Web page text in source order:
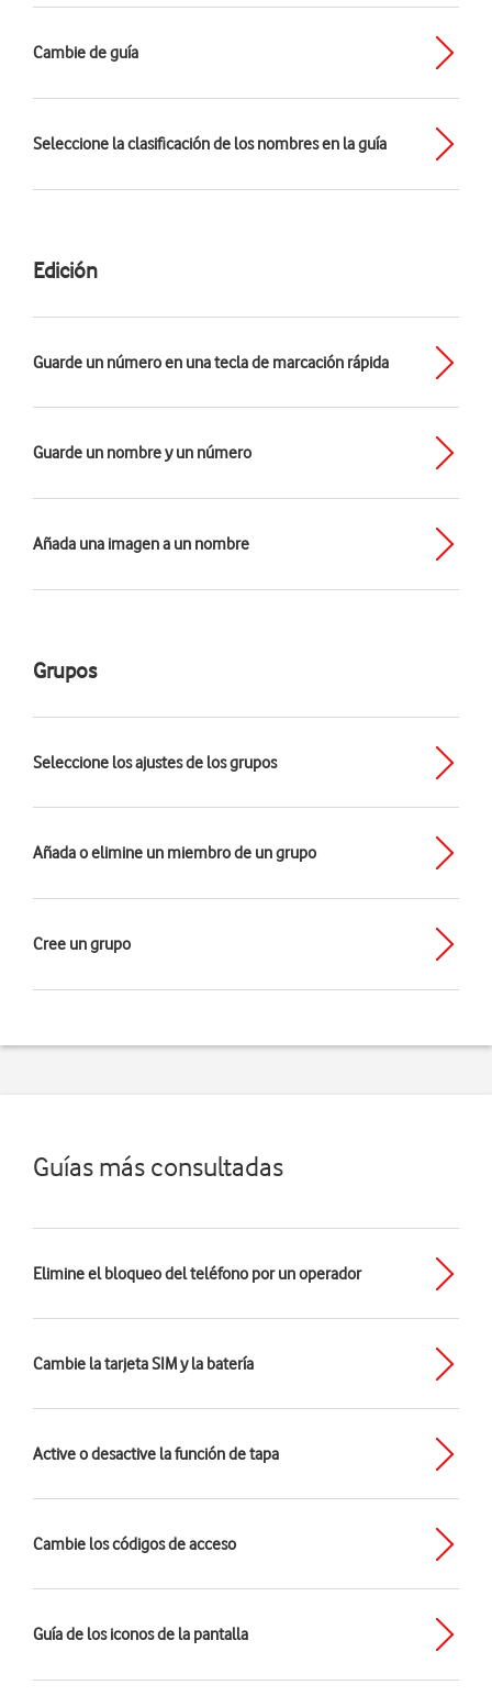
Cambie de guía
Seleccione la clasificación de los nombres en la guía
Edición
Guarde un número en una tecla de marcación rápida
Guarde un nombre y un número
Añada una imagen a un nombre
Grupos
Seleccione los ajustes de los grupos
Añada o elimine un miembro de un grupo
Cree un grupo
Guías más consultadas
Elimine el bloqueo del teléfono por un operador
Cambie la tarjeta SIM y la batería
Active o desactive la función de tapa
Cambie los códigos de acceso
Guía de los iconos de la pantalla